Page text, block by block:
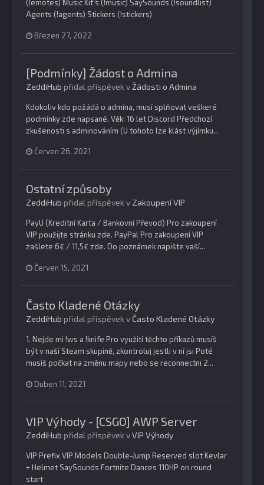
(!emotes) Music Kit's (!music) SaySounds (!soundlist)
Agents (!agents) Stickers (!stickers)
Březen 27, 2022
[Podmínky] Žádost o Admina
ZeddiHub přidal příspěvek vŽádosti o Admina
Kdokoliv kdo požádá o admina, musí splňovat veškeré
podmínky zde napsané. Věk: 16 let Discord Předchozí
zkušenosti s adminováním (U tohoto lze klást výjímku...
Červen 26, 2021
Ostatní způsoby
ZeddiHub přidal příspěvek v Zakoupení VIP
PayU (Kreditní Karta / Bankovní Převod) Pro zakoupení
VIP použijte stránku zde. PayPal Pro zakoupení VIP
zašlete 6€ / 11,5€ zde. Do poznámek napište vaší...
Červen 15, 2021
Často Kladené Otázky
ZeddiHub přidal příspěvek v Často Kladené Otázky
1. Nejde mi !ws a !knife Pro využití těchto příkazů musíš
být v naší Steam skupině, zkontroluj jestli v ní jsi Poté
musíš počkat na změnu mapy nebo se reconnectni 2...
Duben 11, 2021
VIP Výhody - [CSGO] AWP Server
ZeddiHub přidal příspěvek vVIP Výhody
VIP Prefix VIP Models Double-Jump Reserved slot Kevlar
+ Helmet SaySounds Fortnite Dances 110HP on round
start